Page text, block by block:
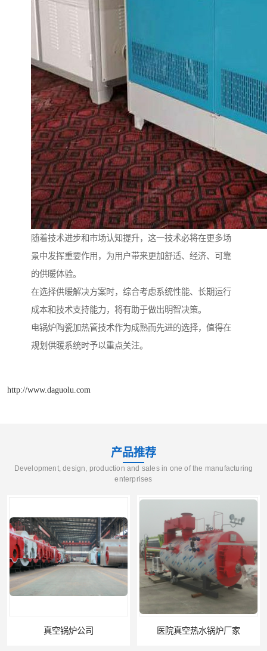
随着技术进步和市场认知提升，这一技术必将在更多场
景中发挥重要作用，为用户带来更加舒适、经济、可靠
的供暖体验。
在选择供暖解决方案时，综合考虑系统性能、长期运行
成本和技术支持能力，将有助于做出明智决策。
电锅炉陶瓷加热管技术作为成熟而先进的选择，值得在
规划供暖系统时予以重点关注。
http://www.daguolu.com
产品推荐
Development, design, production and sales in one of the manufacturing
enterprises
真空锅炉公司 医院真空热水锅炉厂家